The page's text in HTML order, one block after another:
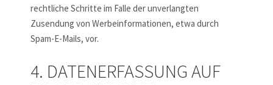
rechtliche Schritte im Falle der unverlangten
Zusendung von Werbeinformationen, etwa durch
Spam-E-Mails, vor.
4. DATENERFASSUNG AUF